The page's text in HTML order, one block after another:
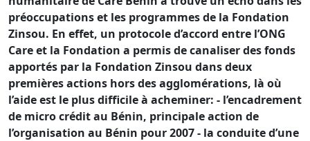
préoccupations et les programmes de la Fondation
Zinsou. En effet, un protocole d’accord entre l’ONG
Care et la Fondation a permis de canaliser des fonds
apportés par la Fondation Zinsou dans deux
premières actions hors des agglomérations, là où
l’aide est le plus difficile à acheminer: - l’encadrement
de micro crédit au Bénin, principale action de
l’organisation au Bénin pour 2007 - la conduite d’une